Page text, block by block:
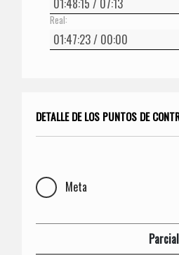
Real:
DETALLE DE LOS PUNTOS DE
Meta
Parcial